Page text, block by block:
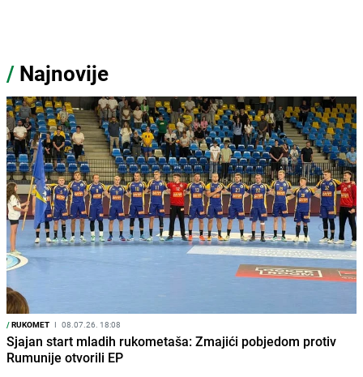
/ Najnovije
/RUKOMET I 08.07.26. 18:08
Sjajan start mladih rukometaša: Zmajići pobjedom protiv
Rumunije otvorili EP